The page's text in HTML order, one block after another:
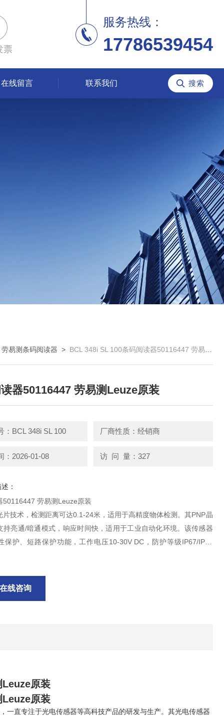
票
服务热线：
17786539454
在线留言 联系我们
劳易测条码阅读器 > BCL 348i SL 100条码阅读器50116447 劳易测Leuze原装
器50116447 劳易测Leuze原装
：BCL 348i SL 100 厂商性质：经销商
：2026-01-08 访 问 量：327
：
50116447 劳易测Leuze原装
片技术，检测距离可达0.1-24米，适用于高精度物体检测。其PNP晶
持亮通/暗通模式，响应时间快，适用于工业自动化环境。该传感器
保护、短路保护功能，工作电压10-30V DC，防护等级IP67/IP69
在线咨询
Leuze原装
Leuze原装
一直专注于光电传感器等高科技产品的研发与生产。其光电传感器